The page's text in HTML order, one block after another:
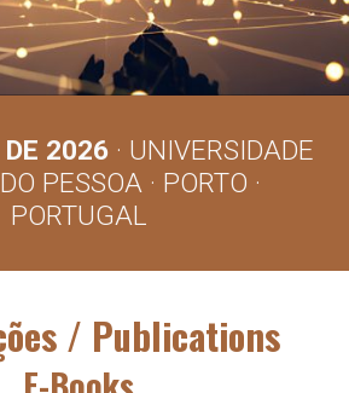
2026· UNIVERSIDADE
PESSOA · PORTO ·
PORTUGAL
/ Publications